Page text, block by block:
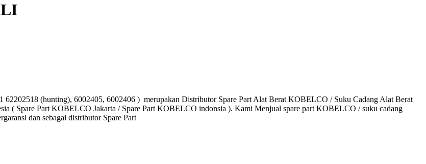
(hunting), 6002405, 6002406 ) merupakan Distributor Spare Part Alat Berat KOBELCO / Suku Cadang Alat Berat
( Spare Part KOBELCO Jakarta / Spare Part KOBELCO indonsia ). Kami Menjual spare part KOBELCO / suku cadang
dan sebagai distributor Spare Part